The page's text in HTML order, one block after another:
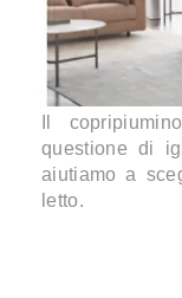
Il
questione di
aiutiamo a
letto.